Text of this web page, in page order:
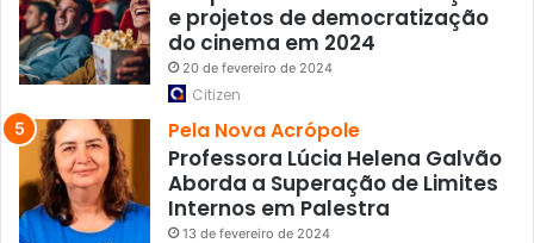
e projetos de democratização
do cinema em 2024
20 de fevereiro de 2024
Citizen
Pela Nova Acrópole
Professora Lúcia Helena Galvão
Aborda a Superação de Limites
Internos em Palestra
13 de fevereiro de 2024